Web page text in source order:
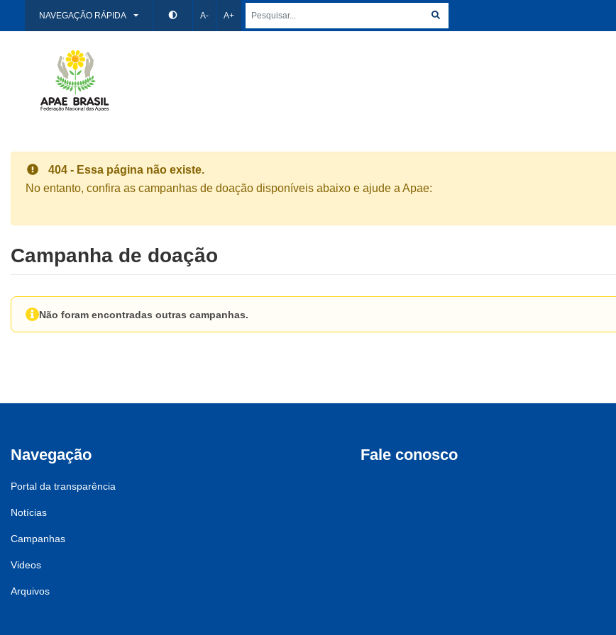
NAVEGAÇÃO RÁPIDA A- A+
404 - Essa página não existe.
No entanto, confira as campanhas de doação disponíveis abaixo e ajude a Apae:
Campanha de doação
Não foram encontradas outras campanhas.
Navegação
Portal da transparência
Notícias
Campanhas
Videos
Arquivos
Fale conosco